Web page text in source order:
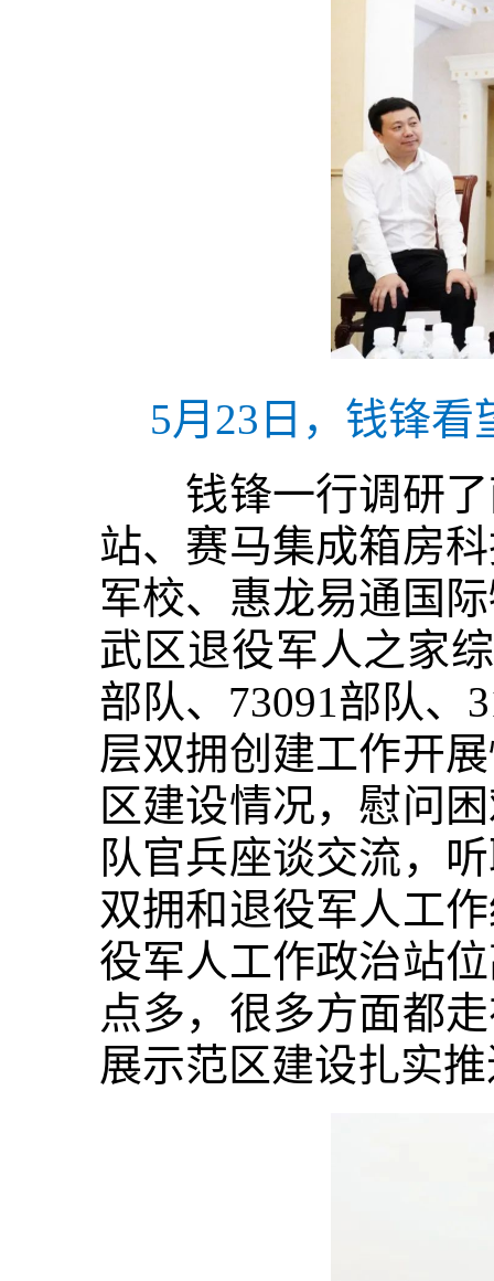
5月23日，钱锋
钱锋一行调研了
站、赛马集成箱房
军校、惠龙易通国
武区退役军人之家
部队、73091部队、
层双拥创建工作开
区建设情况，慰问
队官兵座谈交流，
双拥和退役军人工
役军人工作政治站
点多，很多方面都
展示范区建设扎实